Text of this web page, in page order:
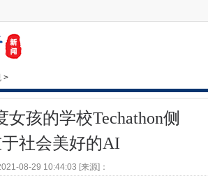
>
女孩的学校Techathon侧
社会美好的AI
08-29 10:44:03 [来源]：